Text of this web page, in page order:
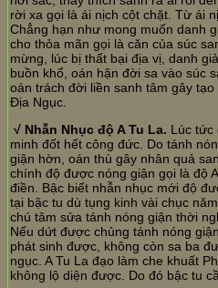
rời xa gọi là ái nịch cột chặt. Từ ái
Chẳng hạn như mong muốn danh
cho thỏa mãn gọi là căn của súc
mừng, lúc bị thất bại địa vị, danh
buồn khổ, oán hận đời sa vào súc
oán trách đời liền sanh tâm gây
Địa Ngục.
√ Nhẫn Nhục độ A Tu La. Lúc tức
minh đốt hết công đức. Do tánh
giận hờn, oán thù gây nhân quả
chính độ được nóng giận gọi là độ
điền. Bậc biết nhẫn nhục mới độ
tại bậc tu dù tụng kinh vài chục
chú tâm sửa tánh nóng giận thời
Nếu dứt được chủng tánh nóng
phát sinh được, không còn sa ba
ngục. A Tu La đạo làm che khuất
không lộ diện được. Do đó bậc tu